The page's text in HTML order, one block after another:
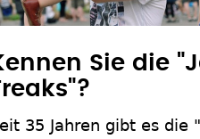
Sie die
35 Jahren gibt es die